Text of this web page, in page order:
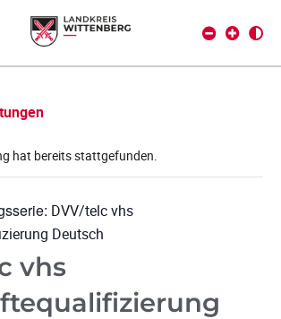
hat bereits stattgefunden.
DVV/telc vhs
Deutsch
vhs